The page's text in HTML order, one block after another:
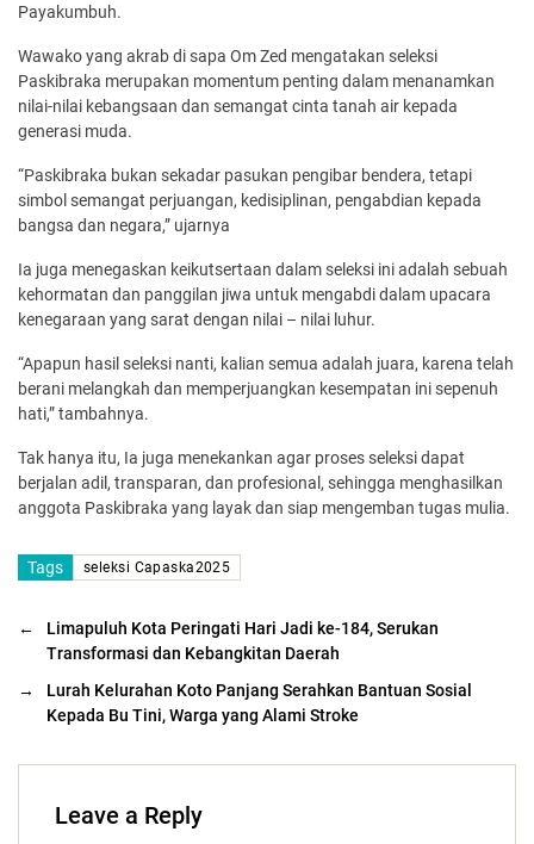
Payakumbuh.
Wawako yang akrab di sapa Om Zed mengatakan seleksi
Paskibraka merupakan momentum penting dalam menanamkan
nilai-nilai kebangsaan dan semangat cinta tanah air kepada
generasi muda.
“Paskibraka bukan sekadar pasukan pengibar bendera, tetapi
simbol semangat perjuangan, kedisiplinan, pengabdian kepada
bangsa dan negara,” ujarnya
Ia juga menegaskan keikutsertaan dalam seleksi ini adalah sebuah
kehormatan dan panggilan jiwa untuk mengabdi dalam upacara
kenegaraan yang sarat dengan nilai – nilai luhur.
“Apapun hasil seleksi nanti, kalian semua adalah juara, karena telah
berani melangkah dan memperjuangkan kesempatan ini sepenuh
hati,” tambahnya.
Tak hanya itu, Ia juga menekankan agar proses seleksi dapat
berjalan adil, transparan, dan profesional, sehingga menghasilkan
anggota Paskibraka yang layak dan siap mengemban tugas mulia.
Tags seleksi Capaska2025
←
Limapuluh Kota Peringati Hari Jadi ke-184, Serukan
Transformasi dan Kebangkitan Daerah
→
Lurah Kelurahan Koto Panjang Serahkan Bantuan Sosial
Kepada Bu Tini, Warga yang Alami Stroke
Leave a Reply